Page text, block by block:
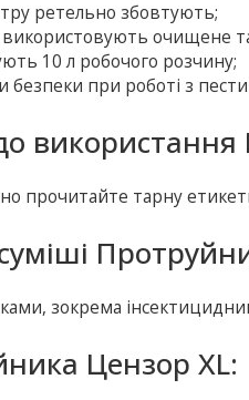
ретельно збовтують;
очищене
10 л робочого розчину;
безпеки при роботі з
використання
прочитайте тарну
зокрема
Цензор XL: